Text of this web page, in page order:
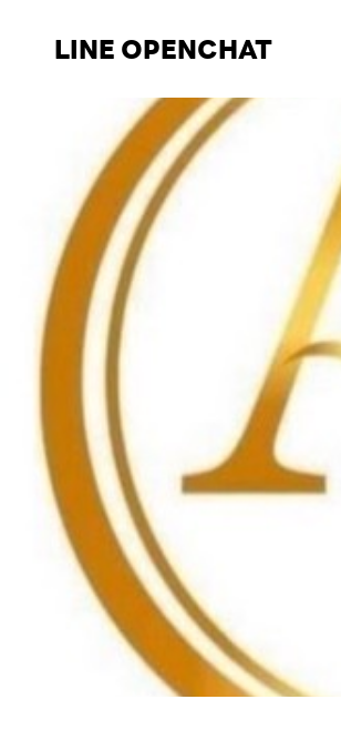
LINE OPENCHAT